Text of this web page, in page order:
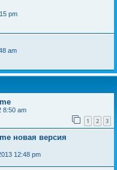
pm
am
8:50 am
1 2 3
новая версия
12:48 pm